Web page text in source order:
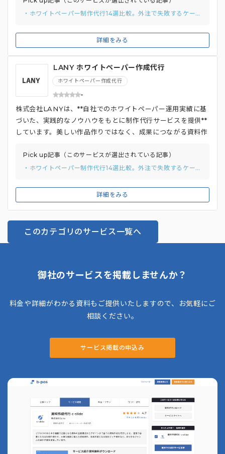
詳細をみる
ほかのマーケティング施策との連携も考慮した企画・制作、ダ
ペーパーのシリーズ化など、顧客獲得から育成までを包括的に
支援してくれる点が強み。コンテンツマーケティング支援の専
門知識も豊富なので、**SEO対策や記事制作など、幅広いニー
ズに対応できるのも魅力**です。
・ホワイトペーパー制作代行14選比較。外注で失敗するケースまで紹介
LANY ホワイトペーパー作成代行
ホワイトペーパー作成代行
-
詳細をみる
株式会社LANYは、**自社でのホワイトペーパー運用実績に基
づいた、実践的なノウハウをもとに制作代行サービスを提供**
しています。美しい作品作りではなく、成果につながる資料作
ワンストップで依頼できるため、初めてホワイトペーパーを作
成する企業や、社内にリソースがない企業でも安心して依頼で
ど、**デジタルマーケティング全般の知見を活かした提案を受
けられる点も魅力**です。
Pick up記事（このサービスが選出されている記事）
・ホワイトペーパー制作代行14選比較。外注で失敗するケースまで紹介
このカテゴリのサービス一覧へ
御社のサービスを掲載しませんか？
料金や詳細がわかる資料もご提供いたしますので、お気軽にご
相談ください。
サービス掲載の申込み